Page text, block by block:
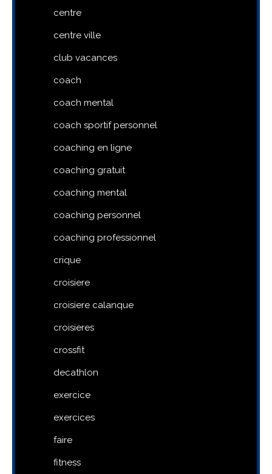
centre
centre ville
club vacances
coach
coach mental
coach sportif personnel
coaching en ligne
coaching gratuit
coaching mental
coaching personnel
coaching professionnel
crique
croisiere
croisiere calanque
croisieres
crossfit
decathlon
exercice
exercices
faire
fitness